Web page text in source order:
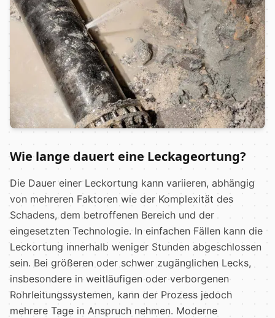
Wie lange dauert eine Leckageortung?
Die Dauer einer Leckortung kann variieren, abhängig
von mehreren Faktoren wie der Komplexität des
Schadens, dem betroffenen Bereich und der
eingesetzten Technologie. In einfachen Fällen kann die
Leckortung innerhalb weniger Stunden abgeschlossen
sein. Bei größeren oder schwer zugänglichen Lecks,
insbesondere in weitläufigen oder verborgenen
Rohrleitungssystemen, kann der Prozess jedoch
mehrere Tage in Anspruch nehmen. Moderne